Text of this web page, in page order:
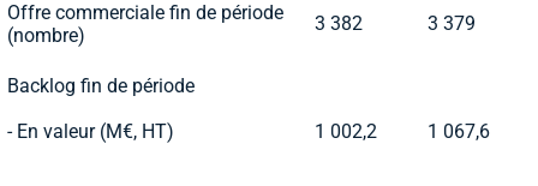
Offre commerciale fin de période
(nombre)
3 382 3 379
Backlog fin de période
- En valeur (M€, HT)
1 002,2 1 067,6